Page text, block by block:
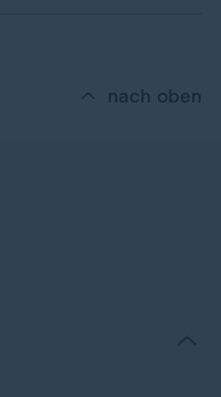
nach oben